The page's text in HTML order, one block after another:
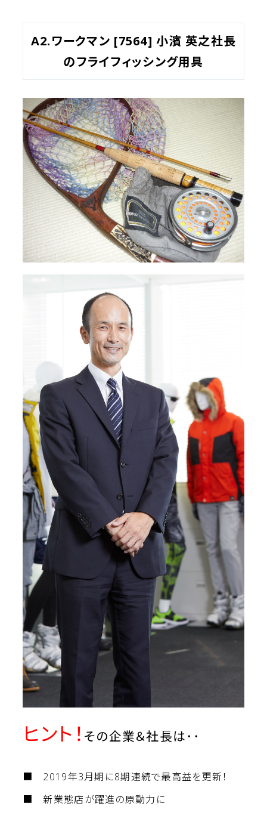
A2.ワークマン [7564] 小濱 英之社長
のフライフィッシング用具
ヒント！ その企業＆社長は･･
■ 2019年3月期に8期連続で最高益を更新！
■ 新業態店が躍進の原動力に